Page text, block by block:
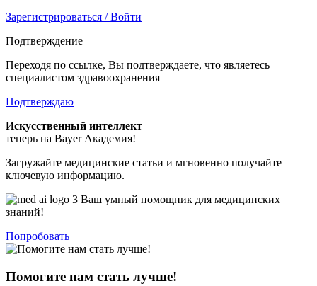
Зарегистрироваться / Войти
Подтверждение
Переходя по ссылке, Вы подтверждаете, что являетесь
специалистом здравоохранения
Подтверждаю
Искусственный интеллект
теперь на Bayer Академия!
Загружайте медицинские статьи и мгновенно получайте
ключевую информацию.
Ваш умный помощник для медицинских
знаний!
Попробовать
Помогите нам стать лучше!